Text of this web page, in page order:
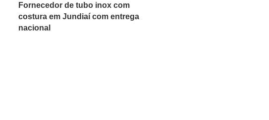
Fornecedor de tubo inox com
costura em Jundiaí com entrega
nacional